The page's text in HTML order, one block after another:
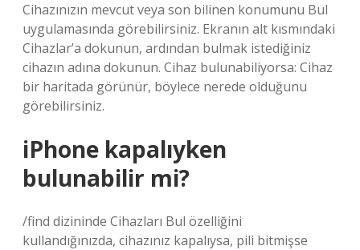
Cihazınızın mevcut veya son bilinen konumunu Bul
uygulamasında görebilirsiniz. Ekranın alt kısmındaki
Cihazlar’a dokunun, ardından bulmak istediğiniz
cihazın adına dokunun. Cihaz bulunabiliyorsa: Cihaz
bir haritada görünür, böylece nerede olduğunu
görebilirsiniz.
iPhone kapalıyken
bulunabilir mi?
/find dizininde Cihazları Bul özelliğini
kullandığınızda, cihazınız kapalıysa, pili bitmişse